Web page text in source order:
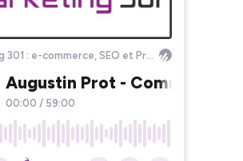
Marketing 301 : e-commerce, SEO et PrestaShop
Augustin Prot - Comment
00:00 / 59:00